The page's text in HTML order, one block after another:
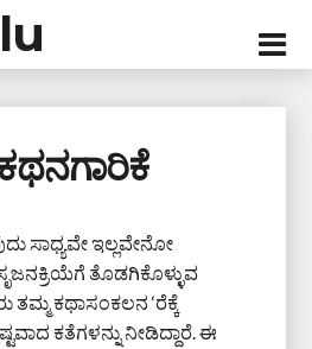
ಸಾಧ್ಯವೇ ಇಲ್ಲವೇನೋ
ತೊಡಗಿಕೊಳ್ಳುವ
ಕಥಾಸಂಕಲನ ‘ರೆಕ್ಕೆ
ಕತೆಗಳನ್ನು ನೀಡಿದ್ದಾರೆ. ಈ